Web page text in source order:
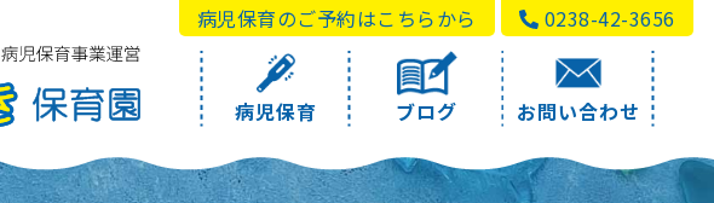
病児保育 ブログ お問い合わせ
病児保育のご予約はこちらから 0238-42-3656